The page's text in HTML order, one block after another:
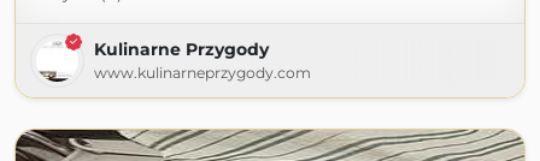
Kulinarne Przygody
www.kulinarneprzygody.com